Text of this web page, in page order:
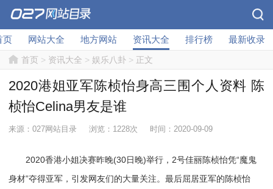
页 网站大全 地方网站 资讯大全 排行榜 最新收录
首页 > 资讯大全 > 娱乐八卦> 正文
2020港姐亚军陈桢怡身高三围个人资料 陈
桢怡Celina男友是谁
来源：027网站目录 浏览：1228次 时间：2020-09-09
2020香港小姐决赛昨晚(30日晚)举行，2号佳丽陈桢怡凭“魔鬼
身材”夺得亚军，引发网友们的大量关注。最后屈居亚军的陈桢怡